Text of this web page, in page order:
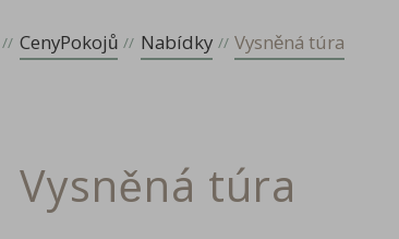
CenyPokojů Nabídky Vysněná túra
Vysněná túra